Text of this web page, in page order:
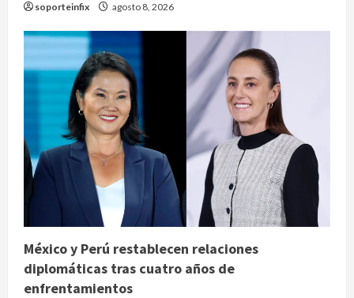
soporteinfix agosto 8, 2026
México y Perú restablecen relaciones
diplomáticas tras cuatro años de
enfrentamientos